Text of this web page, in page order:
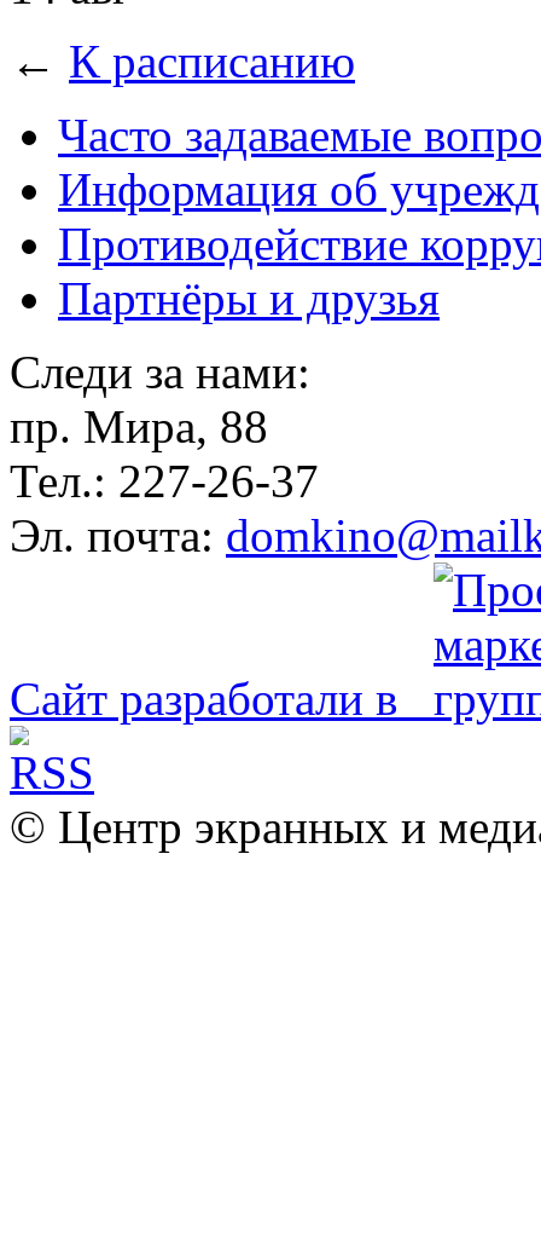
← К расписанию
Часто задаваемые
Информация об
Противодействие
Партнёры и друзья
Следи за нами:
пр. Мира, 88
Тел.: 227-26-37
Эл. почта:
Сайт разработали в
© Центр экранных и